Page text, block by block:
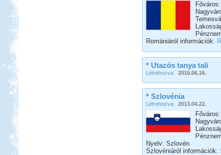
Romániáról információk:
* Utazós tanya tali
Létrehozva: 2016.06.16.
* Szlovénia
Létrehozva: 2013.04.22.
Nyelv: Szlovén
Szlovéniáról információk: